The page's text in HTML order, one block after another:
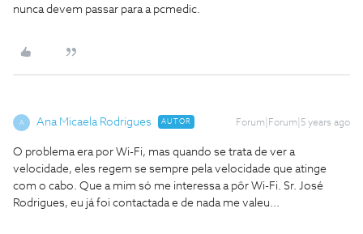
nunca devem passar para a pcmedic.
A Ana Micaela Rodrigues AUTOR Forum|Forum|5 years ago
O problema era por Wi-Fi, mas quando se trata de ver a
velocidade, eles regem se sempre pela velocidade que atinge
com o cabo. Que a mim só me interessa a pôr Wi-Fi. Sr. José
Rodrigues, eu já foi contactada e de nada me valeu...